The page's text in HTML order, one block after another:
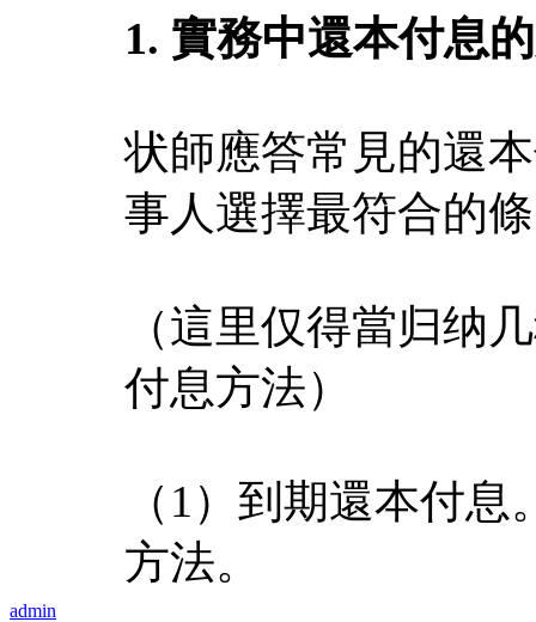
admin
1. 實務中還本付息
状師應答常見的還
事人選擇最符合的
（這里仅得當归纳
付息方法）
（1）到期還本付
方法。